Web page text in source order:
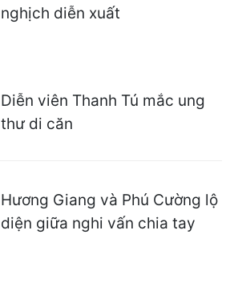
nghịch diễn xuất
Diễn viên Thanh Tú mắc ung
thư di căn
Hương Giang và Phú Cường lộ
diện giữa nghi vấn chia tay